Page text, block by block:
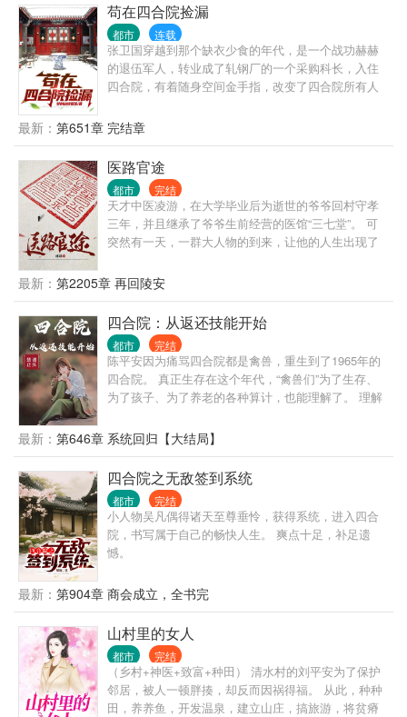
苟在四合院捡漏
都市 连载
张卫国穿越到那个缺衣少食的年代，是一个战功赫赫
的退伍军人，转业成了轧钢厂的一个采购科长，入住
四合院，有着随身空间金手指，改变了四合院所有人
国在这个动乱的年代，书写自己的传奇！
最新： 第651章 完结章
医路官途
都市 完结
天才中医凌游，在大学毕业后为逝世的爷爷回村守孝
三年，并且继承了爷爷生前经营的医馆“三七堂”。 可
突然有一天，一群大人物的到来，让他的人生出现了
之后，他明白了下医医人，上医医国的道理，为了救
治更多的人，从而毅然决然的走向了官场，游走在
政、军、商等各种圈子。 从赤脚郎中，到执政一方，
从懵懂青涩，到老成练达，看凌游如何达成他心中“安
得广厦千万间，大庇天下寒士俱欢颜的崇高理想”。
注：本文只是小说，文中提到的药方偏方以及医疗手
法不可尝试。
最新： 第2205章 再回陵安
四合院：从返还技能开始
都市 完结
陈平安因为痛骂四合院都是禽兽，重生到了1965年的
四合院。 真正生存在这个年代，“禽兽们”为了生存、
为了孩子、为了养老的各种算计，也能理解了。 理解
得“算计”人设，获得“返还”技能开始，每月获得一个技
能。 这是个物资匮乏的时代，还有风暴即将来袭，陈
平安只想和家人平安度日，家庭幸福美满的生活。
最新： 第646章 系统回归【大结局】
四合院之无敌签到系统
都市 完结
小人物吴凡偶得诸天至尊垂怜，获得系统，进入四合
院，书写属于自己的畅快人生。 爽点十足，补足遗
憾。
最新： 第904章 商会成立，全书完
山村里的女人
都市 完结
（乡村+神医+致富+种田） 清水村的刘平安为了保护
邻居，被人一顿胖揍，却反而因祸得福。 从此，种种
田，养养鱼，开发温泉，建立山庄，搞旅游，将贫瘠